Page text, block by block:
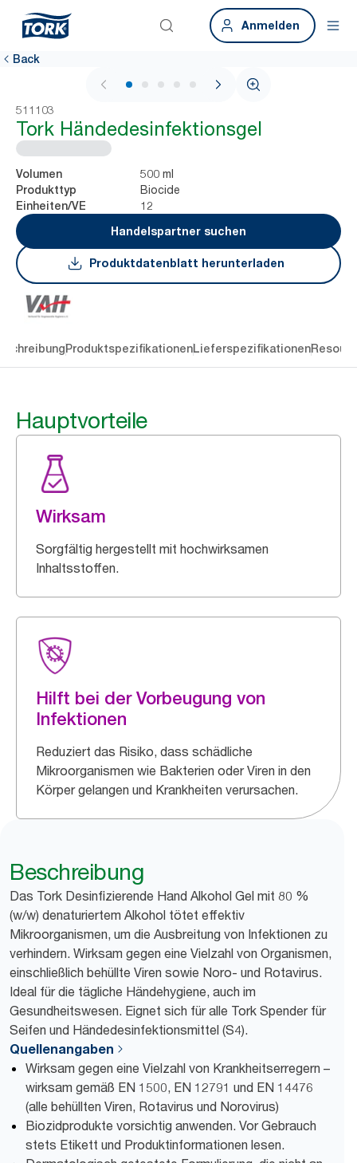
Anmelden
Back
1 / 5
511103
Tork Händedesinfektionsgel
Volumen 500 ml
Produkttyp Biocide
Einheiten/VE
12
Handelspartner suchen
Produktdatenblatt herunterladen
ProduktspezifikationenLieferspezifikationen
Hauptvorteile
Wirksam
Sorgfältig hergestellt mit hochwirksamen
Inhaltsstoffen.
Hilft bei der Vorbeugung von
Infektionen
Reduziert das Risiko, dass schädliche
Mikroorganismen wie Bakterien oder Viren in den
Körper gelangen und Krankheiten verursachen.
Beschreibung
Das Tork Desinfizierende Hand Alkohol Gel mit 80 %
(w/w) denaturiertem Alkohol tötet effektiv
Mikroorganismen, um die Ausbreitung von Infektionen zu
verhindern. Wirksam gegen eine Vielzahl von Organismen,
einschließlich behüllte Viren sowie Noro- und Rotavirus.
Ideal für die tägliche Händehygiene, auch im
Gesundheitswesen. Eignet sich für alle Tork Spender für
Seifen und Händedesinfektionsmittel (S4).
Quellenangaben
Wirksam gegen eine Vielzahl von Krankheitserregern –
wirksam gemäß EN 1500, EN 12791 und EN 14476
(alle behüllten Viren, Rotavirus und Norovirus)
Biozidprodukte vorsichtig anwenden. Vor Gebrauch
stets Etikett und Produktinformationen lesen.